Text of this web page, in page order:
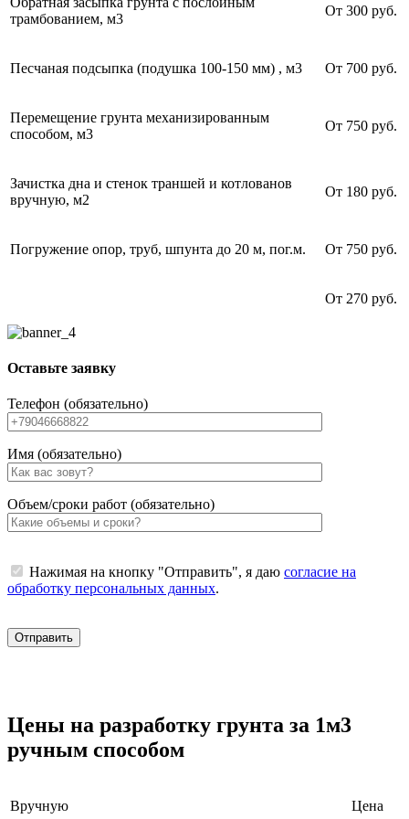
трамбованием, м3
От 300 руб.
Песчаная подсыпка (подушка 100-150 мм) , м3 От 700 руб.
Перемещение грунта механизированным
способом, м3
От 750 руб.
Зачистка дна и стенок траншей и котлованов
вручную, м2
От 180 руб.
Погружение опор, труб, шпунта до 20 м, пог.м. От 750 руб.
От 270 руб.
Оставьте заявку
Телефон (обязательно)
Имя (обязательно)
Объем/сроки работ (обязательно)
Нажимая на кнопку "Отправить", я даю согласие на
обработку персональных данных.
Цены на разработку грунта за 1м3
ручным способом
Вручную Цена